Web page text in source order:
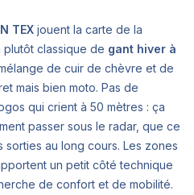
TEX jouent la carte de la
plutôt classique de gant hiver à
mélange de cuir de chèvre et de
mais bien moto. Pas de
qui crient à 50 mètres : ça
passer sous le radar, que ce
au long cours. Les zones
un petit côté technique
de confort et de mobilité.